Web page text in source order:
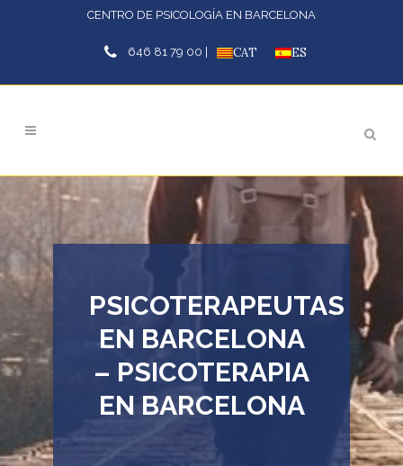
CENTRO DE PSICOLOGÍA EN BARCELONA
646 81 79 00 | CAT ES
PSICOTERAPEUTAS
EN BARCELONA
– PSICOTERAPIA
EN BARCELONA